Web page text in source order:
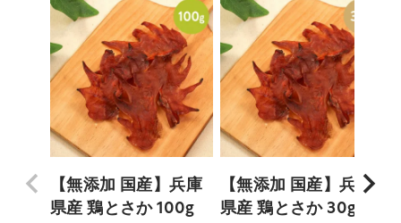
【無添加 国産】兵庫
県産 鶏とさか 100g
【無添加 国産】兵庫
県産 鶏とさか 30g